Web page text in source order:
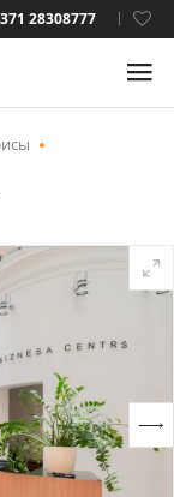
28308777
LAT
ENG